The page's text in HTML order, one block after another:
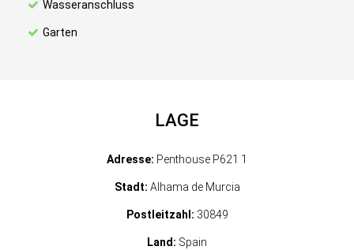
Wasseranschluss
Garten
LAGE
Adresse: Penthouse P621 1
Stadt: Alhama de Murcia
Postleitzahl: 30849
Land: Spain